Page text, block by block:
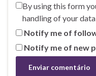
By using this form
handling of your
Notify me of
Notify me of new